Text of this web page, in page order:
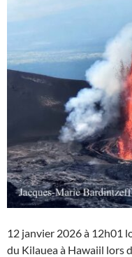
12 janvier 2026 à 12h01
du Kilauea à Hawaiil lors